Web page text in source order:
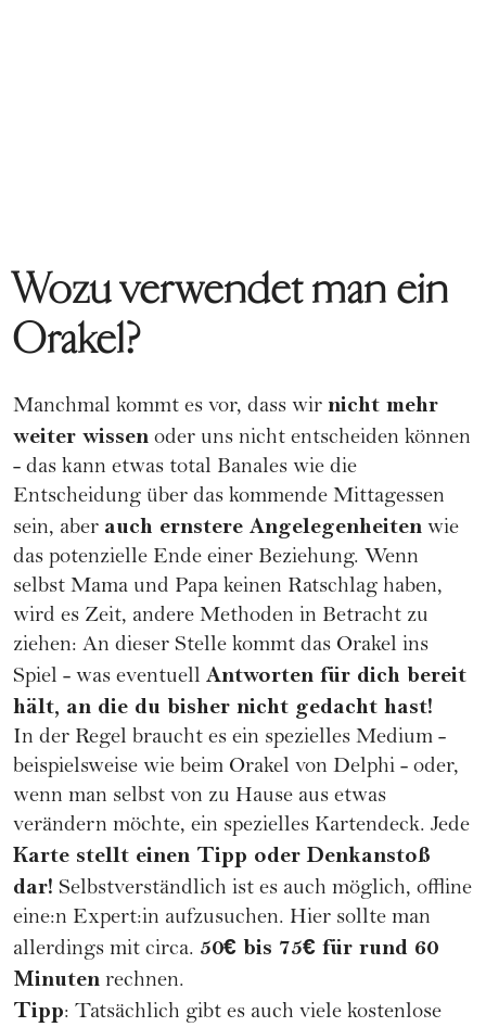
Wozu verwendet man ein
Orakel?
Manchmal kommt es vor, dass wir nicht mehr
weiter wissen oder uns nicht entscheiden können
- das kann etwas total Banales wie die
Entscheidung über das kommende Mittagessen
sein, aber auch ernstere Angelegenheiten wie
das potenzielle Ende einer Beziehung. Wenn
selbst Mama und Papa keinen Ratschlag haben,
wird es Zeit, andere Methoden in Betracht zu
ziehen: An dieser Stelle kommt das Orakel ins
Spiel - was eventuell Antworten für dich bereit
hält, an die du bisher nicht gedacht hast!
In der Regel braucht es ein spezielles Medium -
beispielsweise wie beim Orakel von Delphi - oder,
wenn man selbst von zu Hause aus etwas
verändern möchte, ein spezielles Kartendeck. Jede
Karte stellt einen Tipp oder Denkanstoß
dar! Selbstverständlich ist es auch möglich, offline
eine:n Expert:in aufzusuchen. Hier sollte man
allerdings mit circa. 50€ bis 75€ für rund 60
Minuten rechnen.
Tipp: Tatsächlich gibt es auch viele kostenlose